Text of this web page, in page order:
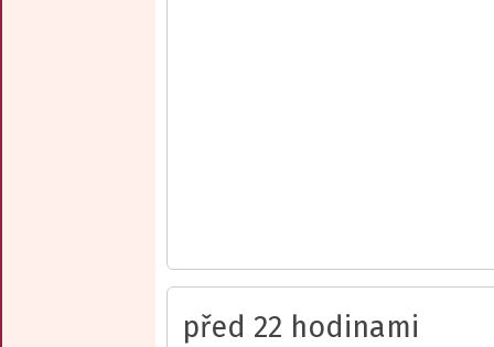
před 22 hodinami